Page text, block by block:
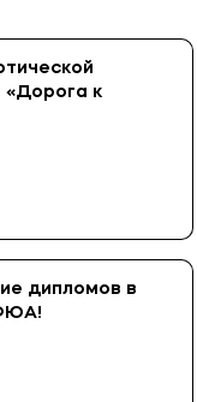
«Дорога к
дипломов в